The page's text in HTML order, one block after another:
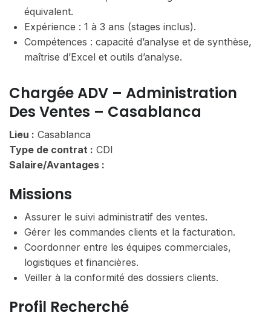
équivalent.
Expérience : 1 à 3 ans (stages inclus).
Compétences : capacité d’analyse et de synthèse,
maîtrise d’Excel et outils d’analyse.
Chargée ADV – Administration
Des Ventes – Casablanca
Lieu : Casablanca
Type de contrat : CDI
Salaire/Avantages :
Missions
Assurer le suivi administratif des ventes.
Gérer les commandes clients et la facturation.
Coordonner entre les équipes commerciales,
logistiques et financières.
Veiller à la conformité des dossiers clients.
Profil Recherché